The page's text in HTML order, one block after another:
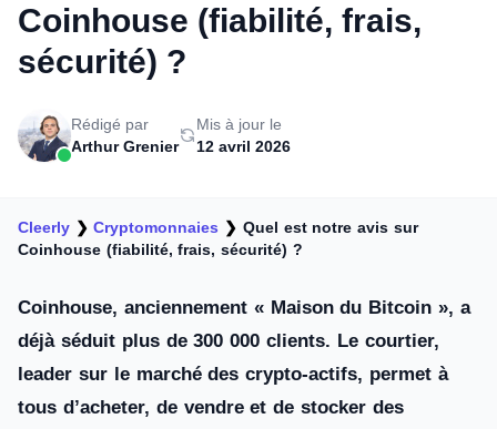
Coinhouse (fiabilité, frais,
sécurité) ?
Rédigé par
Arthur Grenier
Mis à jour le
12 avril 2026
Cleerly ❯Cryptomonnaies ❯ Quel est notre avis sur
Coinhouse (fiabilité, frais, sécurité) ?
Coinhouse, anciennement « Maison du Bitcoin », a
déjà séduit plus de 300 000 clients. Le courtier,
leader sur le marché des crypto-actifs, permet à
tous d’acheter, de vendre et de stocker des